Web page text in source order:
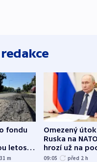
fondu
letos
ani
m
Omezený útok
Ruska na NATO
hrozí už na
varují tajné
09:05 před 2 h